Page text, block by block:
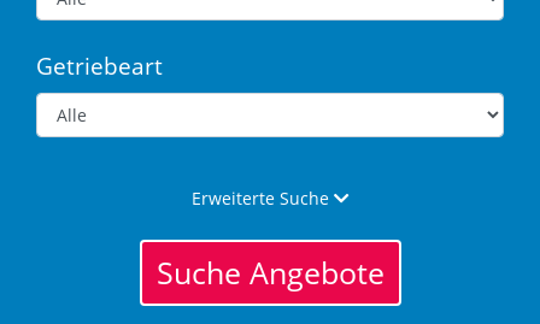
Getriebeart
Erweiterte Suche
Suche Angebote